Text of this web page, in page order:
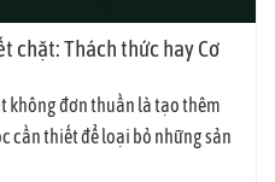
chặt: Thách thức hay Cơ
không đơn thuần là tạo thêm
cần thiết để loại bỏ những sản